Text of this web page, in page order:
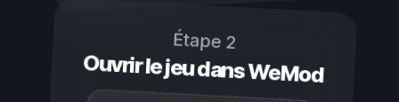
Étape 2
Ouvrir le jeu dans WeMod